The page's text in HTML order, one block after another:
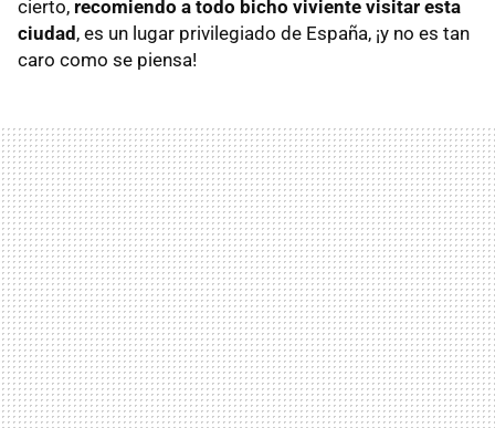
cierto, recomiendo a todo bicho viviente visitar esta
ciudad, es un lugar privilegiado de España, ¡y no es tan
caro como se piensa!